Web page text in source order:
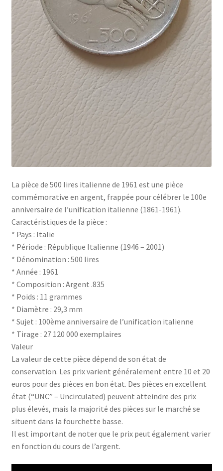
La pièce de 500 lires italienne de 1961 est une pièce
commémorative en argent, frappée pour célébrer le 100e
anniversaire de l’unification italienne (1861-1961).
Caractéristiques de la pièce :
* Pays : Italie
* Période : République Italienne (1946 – 2001)
* Dénomination : 500 lires
* Année : 1961
* Composition : Argent .835
* Poids : 11 grammes
* Diamètre : 29,3 mm
* Sujet : 100ème anniversaire de l’unification italienne
* Tirage : 27 120 000 exemplaires
Valeur
La valeur de cette pièce dépend de son état de
conservation. Les prix varient généralement entre 10 et 20
euros pour des pièces en bon état. Des pièces en excellent
état (“UNC” – Uncirculated) peuvent atteindre des prix
plus élevés, mais la majorité des pièces sur le marché se
situent dans la fourchette basse.
Il est important de noter que le prix peut également varier
en fonction du cours de l’argent.